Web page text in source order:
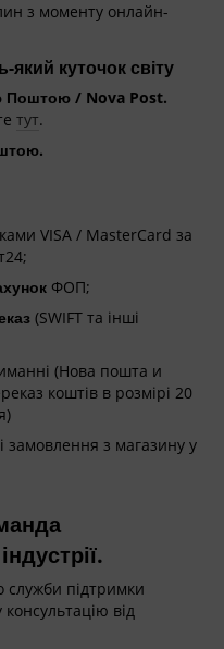
з моменту онлайн-
куточок світу
Поштою / Nova Post.
тут.
VISA / MasterCard за
ФОП;
(SWIFT та інші
(Нова пошта и
коштів в розмірі 20
замовлення з магазину у
служби підтримки
від